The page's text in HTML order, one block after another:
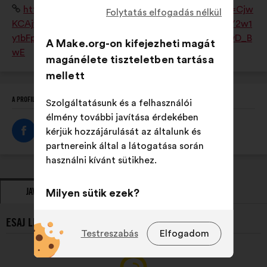
Master européen de Paysagiste-Concepteur. L'ESAJ
est une association loi 1901 du Groupe SOS.
Weboldal:
https://www.esaj.asso.fr/?gad_source=1&gclid=Cjw
KCAjw0aS3BhA3EiwAKaD2ZaczLLz9quY8DwjmMY2w1
y1bFpfvoivv8uxVccxLXukgmr2Y3BXPBxoCaQQQAvD_B
wE
A PROFIL MEGOSZTÁSA
JAVASLATOK ÁLLÁSFOGLALÁSOK
ESAJ LEGÚJABB JAVASLATAI:
Folytatás elfogadás nélkül
A Make.org-on kifejezheti magát
magánélete tiszteletben tartása
mellett
Szolgáltatásunk és a felhasználói
élmény további javítása érdekében
kérjük hozzájárulását az általunk és
partnereink által a látogatása során
használni kívánt sütikhez.
Milyen sütik ezek?
elengedhetetlenül szükséges sütik.
Elfogadom
Testreszabás